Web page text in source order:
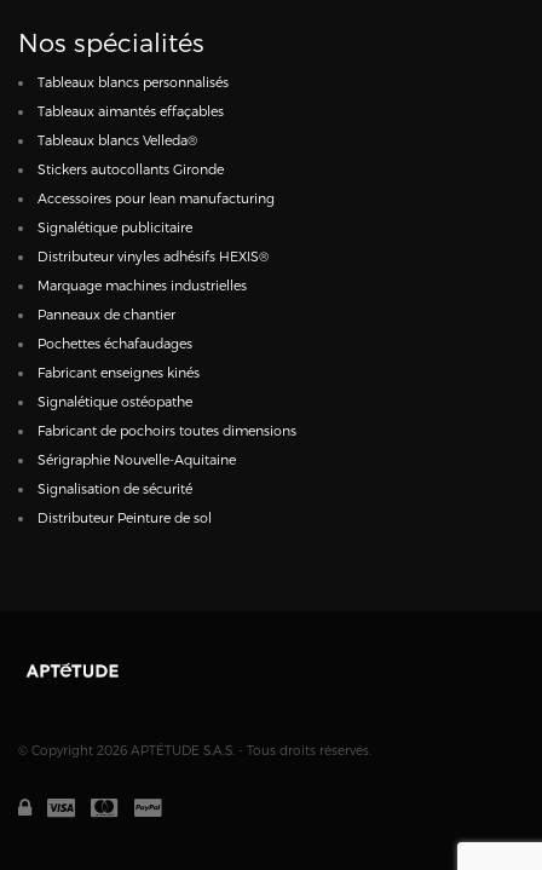
Nos spécialités
Tableaux blancs personnalisés
Tableaux aimantés effaçables
Tableaux blancs Velleda®
Stickers autocollants Gironde
Accessoires pour lean manufacturing
Signalétique publicitaire
Distributeur vinyles adhésifs HEXIS®
Marquage machines industrielles
Panneaux de chantier
Pochettes échafaudages
Fabricant enseignes kinés
Signalétique ostéopathe
Fabricant de pochoirs toutes dimensions
Sérigraphie Nouvelle-Aquitaine
Signalisation de sécurité
Distributeur Peinture de sol
© Copyright 2026 APTÉTUDE S.A.S. - Tous droits réservés.